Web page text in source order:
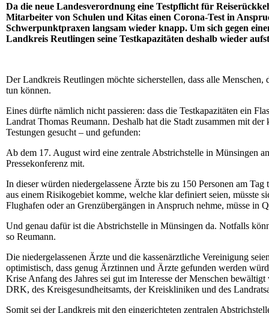
Da die neue Landesverordnung eine Testpflicht für
Mitarbeiter von Schulen und Kitas einen Corona-Test in
Schwerpunktpraxen langsam wieder knapp. Um sich gegen
Landkreis Reutlingen seine Testkapazitäten deshalb wieder
Der Landkreis Reutlingen möchte sicherstellen, dass alle
tun können.
Eines dürfte nämlich nicht passieren: dass die Testkapazitäten ein
Landrat Thomas Reumann. Deshalb hat die Stadt zusammen mit
Testungen gesucht – und gefunden:
Ab dem 17. August wird eine zentrale Abstrichstelle in Münsingen
Pressekonferenz mit.
In dieser würden niedergelassene Ärzte bis zu 150 Personen am
aus einem Risikogebiet komme, welche klar definiert seien, müsste
Flughafen oder an Grenzübergängen in Anspruch nehme, müsse in
Und genau dafür ist die Abstrichstelle in Münsingen da. Notfalls
so Reumann.
Die niedergelassenen Ärzte und die kassenärztliche Vereinigung
optimistisch, dass genug Ärztinnen und Ärzte gefunden werden
Krise Anfang des Jahres sei gut im Interesse der Menschen
DRK, des Kreisgesundheitsamts, der Kreiskliniken und des
Somit sei der Landkreis mit den eingerichteten zentralen